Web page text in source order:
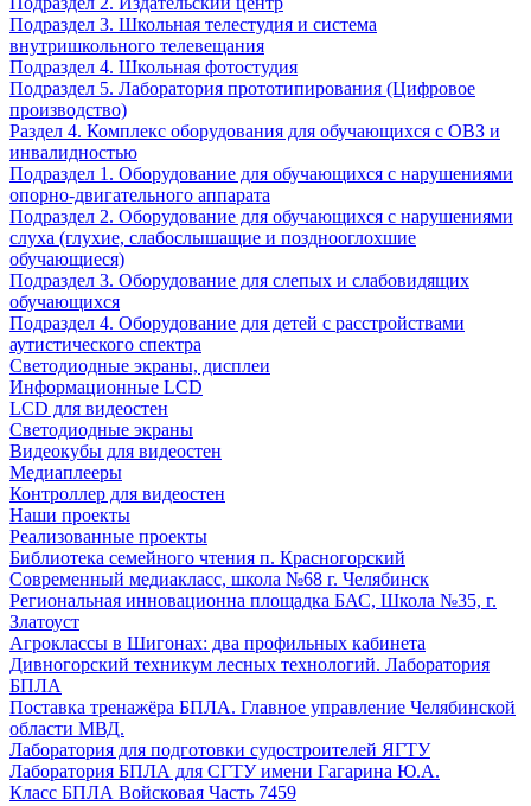
Подраздел 3. Школьная телестудия и система
внутришкольного телевещания
Подраздел 4. Школьная фотостудия
Подраздел 5. Лаборатория прототипирования (Цифровое
производство)
Раздел 4. Комплекс оборудования для обучающихся с ОВЗ и
инвалидностью
Подраздел 1. Оборудование для обучающихся с нарушениями
опорно-двигательного аппарата
Подраздел 2. Оборудование для обучающихся с нарушениями
слуха (глухие, слабослышащие и позднооглохшие
обучающиеся)
Подраздел 3. Оборудование для слепых и слабовидящих
обучающихся
Подраздел 4. Оборудование для детей с расстройствами
аутистического спектра
Светодиодные экраны, дисплеи
Информационные LCD
LCD для видеостен
Светодиодные экраны
Видеокубы для видеостен
Медиаплееры
Контроллер для видеостен
Наши проекты
Реализованные проекты
Библиотека семейного чтения п. Красногорский
Современный медиакласс, школа №68 г. Челябинск
Региональная инновационна площадка БАС, Школа №35, г.
Златоуст
Агроклассы в Шигонах: два профильных кабинета
Дивногорский техникум лесных технологий. Лаборатория
БПЛА
Поставка тренажёра БПЛА. Главное управление Челябинской
области МВД.
Лаборатория для подготовки судостроителей ЯГТУ
Лаборатория БПЛА для СГТУ имени Гагарина Ю.А.
Класс БПЛА Войсковая Часть 7459